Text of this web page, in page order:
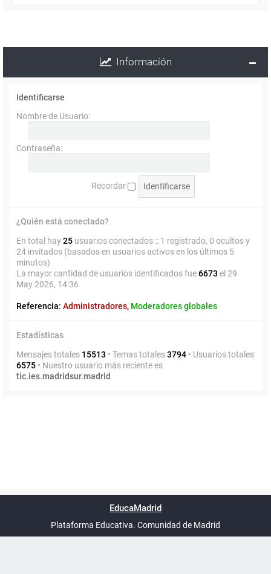
Información
Identificarse
Nombre de Usuario:
Contraseña:
Recordar
¿Quién está conectado?
En total hay25 usuarios conectados :: 1 registrado, 0 ocultos y
24 invitados (basados en usuarios activos en los últimos 5
minutos)
La mayor cantidad de usuarios identificados fue6673 el 29
May 2026, 14:36
Referencia: Administradores, Moderadores globales
Estadísticas
Mensajes totales 15513 • Temas totales3794 • Usuarios totales
6575 • Nuestro usuario más reciente es
tic.ies.madridsur.madrid
UTC+02:00
phpBB España
EducaMadrid
Plataforma Educativa. Comunidad de Madrid